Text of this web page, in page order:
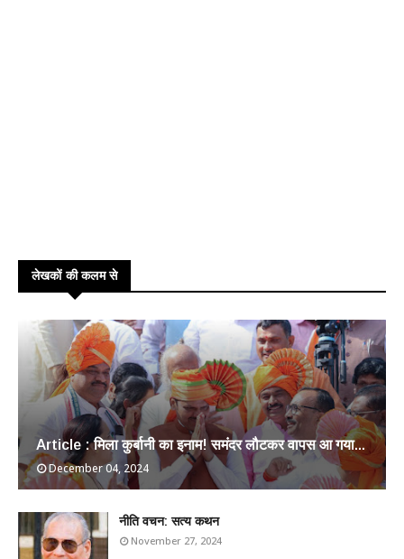
लेखकों की कलम से
Article : मिला कुर्बानी का इनाम! समंदर लौटकर वापस आ गया...
December 04, 2024
​नीति वचन: सत्य कथन
November 27, 2024